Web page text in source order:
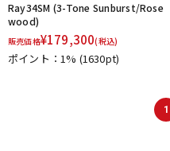
Ray34SM (3-Tone Sunburst/Rose
wood)
販売価格¥179,300(税込)
ポイント：1% (1630pt)
1